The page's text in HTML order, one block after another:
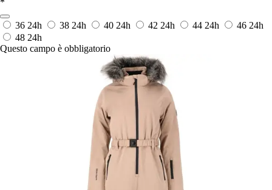
36 24h 38 24h 40 24h 42 24h 44 24h 46 24h
48 24h
Questo campo è obbligatorio